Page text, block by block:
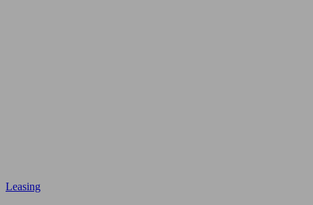
Leasing